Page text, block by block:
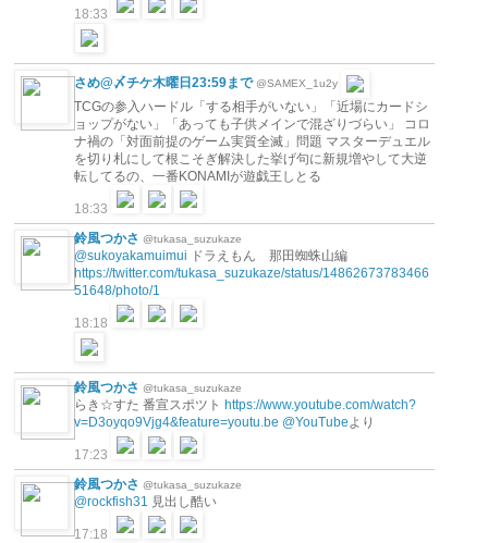
18:33
さめ@〆チケ木曜日23:59まで @SAMEX_1u2y
TCGの参入ハードル「する相手がいない」「近場にカードシ
ョップがない」「あっても子供メインで混ざりづらい」 コロ
ナ禍の「対面前提のゲーム実質全滅」問題 マスターデュエル
を切り札にして根こそぎ解決した挙げ句に新規増やして大逆
転してるの、一番KONAMIが遊戯王しとる
18:33
鈴風つかさ @tukasa_suzukaze
@sukoyakamuimui ドラえもん 那田蜘蛛山編
https://twitter.com/tukasa_suzukaze/status/14862673783466
51648/photo/1
18:18
鈴風つかさ @tukasa_suzukaze
らき☆すた 番宣スポツト https://www.youtube.com/watch?
v=D3oyqo9Vjg4&feature=youtu.be @YouTube より
17:23
鈴風つかさ @tukasa_suzukaze
@rockfish31 見出し酷い
17:18